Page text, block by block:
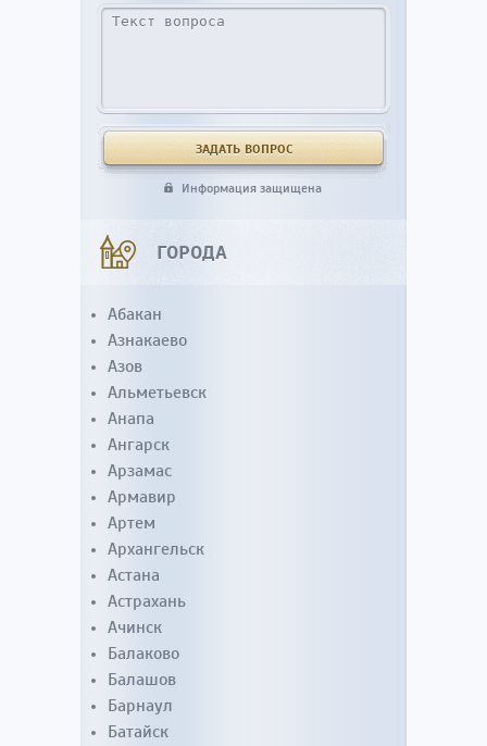
Информация защищена
ГОРОДА
Абакан
Азнакаево
Азов
Альметьевск
Анапа
Ангарск
Арзамас
Армавир
Артем
Архангельск
Астана
Астрахань
Ачинск
Балаково
Балашов
Барнаул
Батайск